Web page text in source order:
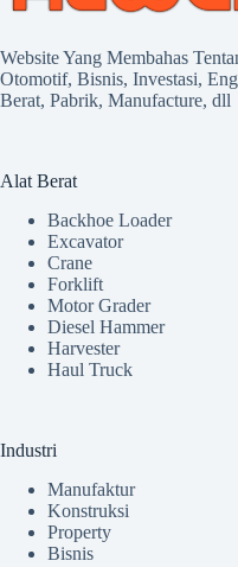
Website Yang Membahas
Otomotif, Bisnis, Investasi,
Berat, Pabrik, Manufacture, dll
Alat Berat
Backhoe Loader
Excavator
Crane
Forklift
Motor Grader
Diesel Hammer
Harvester
Haul Truck
Industri
Manufaktur
Konstruksi
Property
Bisnis